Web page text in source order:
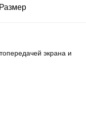
Размер
экрана и